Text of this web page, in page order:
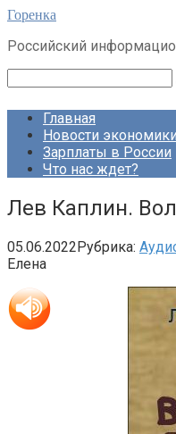
Перейти
контенту
Горенка
Российский
Главная
Новости экономики
Зарплаты в России
Что нас ждет?
Лев Каплин.
05.06.2022Рубрика:
Елена